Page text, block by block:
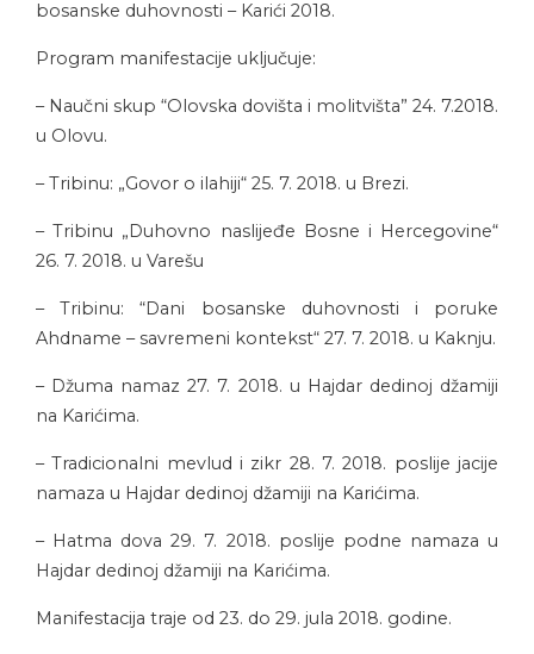
bosanske duhovnosti – Karići 2018.
Program manifestacije uključuje:
– Naučni skup “Olovska dovišta i molitvišta” 24. 7.2018.
u Olovu.
– Tribinu: „Govor o ilahiji“ 25. 7. 2018. u Brezi.
– Tribinu „Duhovno naslijeđe Bosne i Hercegovine“
26. 7. 2018. u Varešu
– Tribinu: “Dani bosanske duhovnosti i poruke
Ahdname – savremeni kontekst“ 27. 7. 2018. u Kaknju.
– Džuma namaz 27. 7. 2018. u Hajdar dedinoj džamiji
na Karićima.
– Tradicionalni mevlud i zikr 28. 7. 2018. poslije jacije
namaza u Hajdar dedinoj džamiji na Karićima.
– Hatma dova 29. 7. 2018. poslije podne namaza u
Hajdar dedinoj džamiji na Karićima.
Manifestacija traje od 23. do 29. jula 2018. godine.